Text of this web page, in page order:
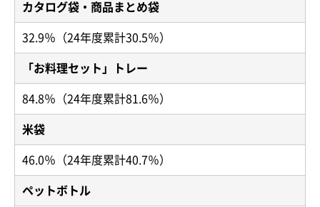
カタログ袋・商品まとめ袋
32.9％（24年度累計30.5％）
「お料理セット」トレー
84.8％（24年度累計81.6％）
米袋
46.0％（24年度累計40.7％）
ペットボトル